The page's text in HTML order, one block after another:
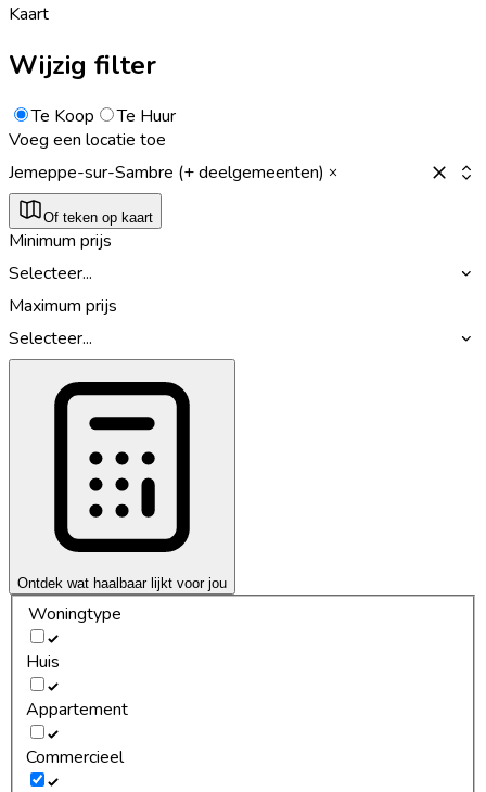
Kaart
Wijzig filter
Te Koop
Te Huur
Voeg een locatie toe
Jemeppe-sur-Sambre (+ deelgemeenten)
Of teken op kaart
Minimum prijs
Selecteer...
Maximum prijs
Selecteer...
Ontdek wat haalbaar lijkt voor jou
Woningtype
Huis
Appartement
Commercieel